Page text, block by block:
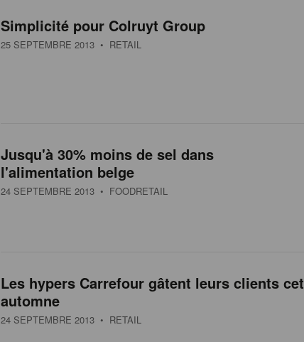
Simplicité pour Colruyt Group
25 SEPTEMBRE 2013 • RETAIL
Jusqu'à 30% moins de sel dans
l'alimentation belge
24 SEPTEMBRE 2013 • FOODRETAIL
Les hypers Carrefour gâtent leurs clients cet
automne
24 SEPTEMBRE 2013 • RETAIL